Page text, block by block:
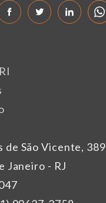
de São Vicente, 389
Janeiro - RJ